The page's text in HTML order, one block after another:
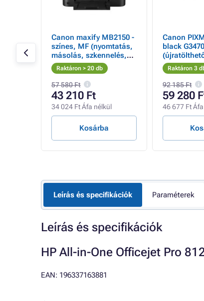
128
Canon maxify MB2150 -
színes, MF (nyomtatás,
másolás, szkennelés,
faxolás, cloud), duplex
ADF, USB, Wi-Fi
Raktáron > 20 db
57 580 Ft
43 210 Ft
34 024 Ft Áfa nélkül
Kosárba
Canon
black
- A4/11min.
Raktáron 3
92 185 Ft
59 280
46 677 Ft
Leírás és specifikációk Paraméterek
Leírás és specifikációk
HP All-in-One Officejet Pro
EAN: 196337163881